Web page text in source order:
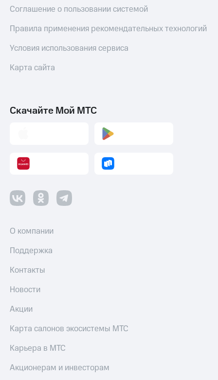
Соглашение о пользовании системой
Правила применения рекомендательных технологий
Условия использования сервиса
Карта сайта
Скачайте Мой МТС
О компании
Поддержка
Контакты
Новости
Акции
Карта салонов экосистемы МТС
Карьера в МТС
Акционерам и инвесторам